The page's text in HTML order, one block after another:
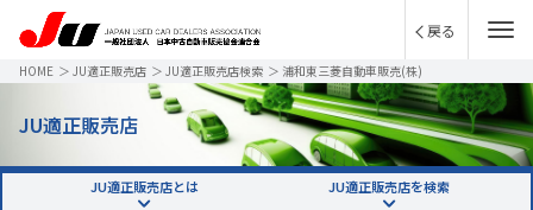
戻る
HOME ＞ JU適正販売店 ＞ JU適正販売店検索 ＞ 浦和東三菱自動車販売(株)
JU適正販売店
JU適正販売店とは JU適正販売店を検索